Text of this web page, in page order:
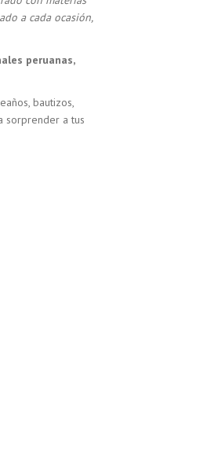
a cada ocasión,
peruanas,
bautizos,
sorprender a tus